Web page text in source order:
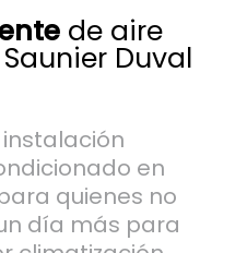
de aire
Duval
en
quienes no
día más para